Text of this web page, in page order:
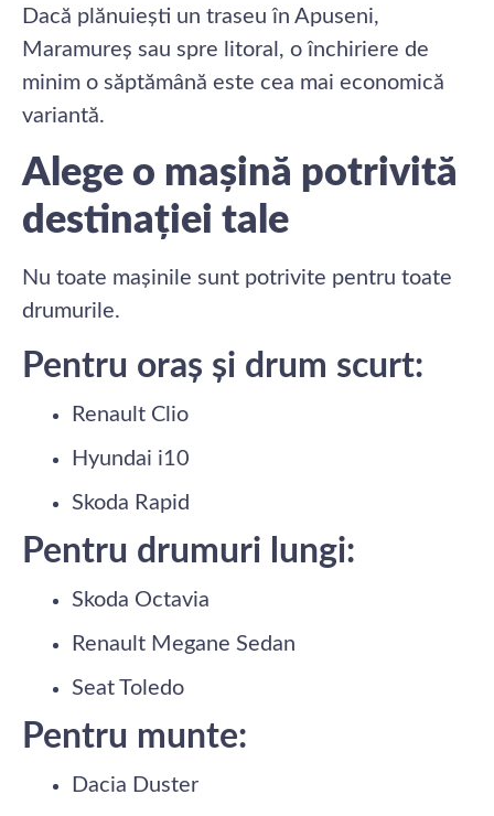
Dacă plănuiești un traseu în Apuseni,
Maramureș sau spre litoral, o închiriere de
minim o săptămână este cea mai economică
variantă.
Alege o mașină potrivită
destinației tale
Nu toate mașinile sunt potrivite pentru toate
drumurile.
Pentru oraș și drum scurt:
Renault Clio
Hyundai i10
Skoda Rapid
Pentru drumuri lungi:
Skoda Octavia
Renault Megane Sedan
Seat Toledo
Pentru munte:
Dacia Duster